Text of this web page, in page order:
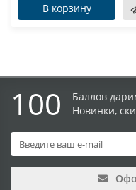
В корзину
100
Баллов
Новинки,